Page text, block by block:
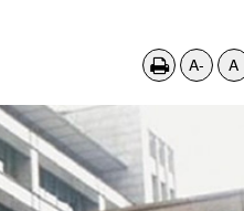
A- A